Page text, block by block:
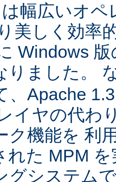
幅広いオ
美しく効率
Windows
りました。
、Apache
イヤの代わ
ク機能を 利
れた MPM
グシステム